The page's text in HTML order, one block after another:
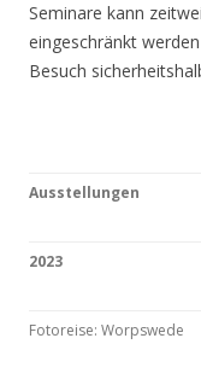
Seminare kann
eingeschränkt
Besuch
Ausstellungen
2023
Fotoreise: Worpswede